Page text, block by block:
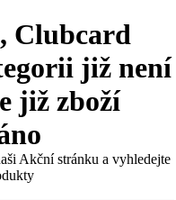
Clubcard
již není
již zboží
Akční stránku a vyhledejte